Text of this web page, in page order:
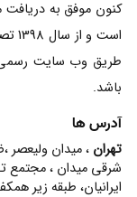
است
طریق وب سایت رسمی
باشد.
آدرس ها
تهران ، میدان ولیعصر
شرقی میدان ، مجتمع
ایرانیان، طبقه زیر